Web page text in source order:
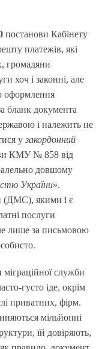
постанови Кабінету
платежів, які
громадяни
хоч і законні, але
оформлення
бланк документа
і належить не
у закордонний
КМУ № 858 від
довшому
України».
(ДМС), якими і є
послуги
лише за письмовою
служби
густо іде, окрім
приватних, фірм.
мільйонні
їй довіряють,